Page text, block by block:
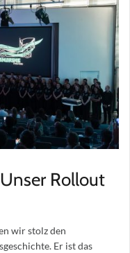
Rollout
wir stolz den
Er ist das